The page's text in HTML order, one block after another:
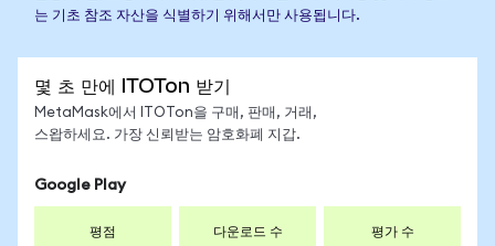
는 기초 참조 자산을 식별하기 위해서만 사용됩니다.
몇 초 만에 ITOTon 받기
MetaMask에서 ITOTon을 구매, 판매, 거래,
스왑하세요. 가장 신뢰받는 암호화폐 지갑.
Google Play
평점 다운로드 수 평가 수